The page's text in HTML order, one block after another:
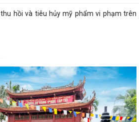
hồi và tiêu hủy mỹ phẩm vi phạm trên
công tác dự phòng thương tích tại cộng
thôn lâm thời thôn Kỳ Côi